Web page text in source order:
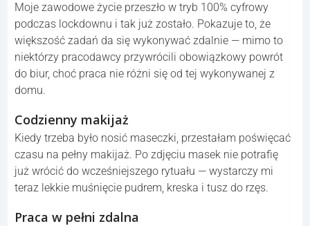
Moje zawodowe życie przeszło w tryb 100% cyfrowy
podczas lockdownu i tak już zostało. Pokazuje to, że
większość zadań da się wykonywać zdalnie — mimo to
niektórzy pracodawcy przywrócili obowiązkowy powrót
do biur, choć praca nie różni się od tej wykonywanej z
domu.
Codzienny makijaż
Kiedy trzeba było nosić maseczki, przestałam poświęcać
czasu na pełny makijaż. Po zdjęciu masek nie potrafię
już wrócić do wcześniejszego rytuału — wystarczy mi
teraz lekkie muśnięcie pudrem, kreska i tusz do rzęs.
Praca w pełni zdalna